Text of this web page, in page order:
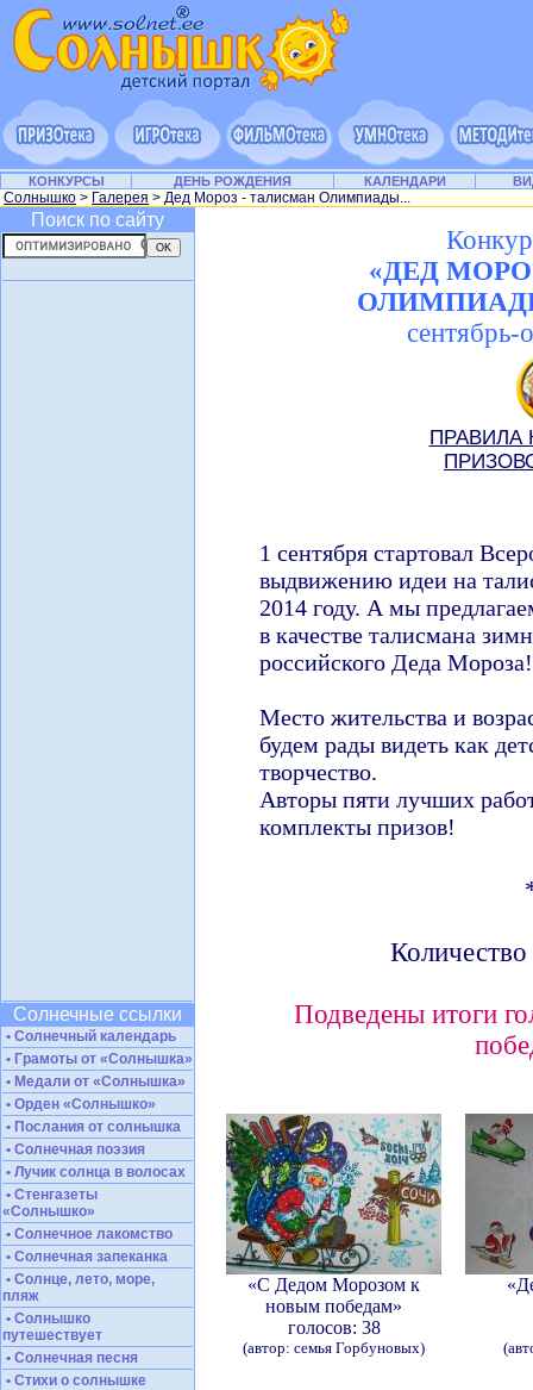
КОНКУРСЫ ДЕНЬ РОЖДЕНИЯ КАЛЕНДАРИ
Солнышко > Галерея > Дед Мороз - талисман Олимпиады...
Поиск по сайту
Солнечные ссылки
• Солнечный календарь
• Грамоты от «Солнышка»
• Медали от «Солнышка»
• Орден «Солнышко»
• Послания от солнышка
• Солнечная поэзия
• Лучик солнца в волосах
• Стенгазеты
«Солнышко»
• Солнечное лакомство
• Солнечная запеканка
• Солнце, лето, море,
пляж
• Солнышко
путешествует
• Солнечная песня
• Стихи о солнышке
«ДЕД
сентябрь-
ПРАВИЛА
1 сентября стартовал
выдвижению идеи на
2014 году. А мы
в качестве талисмана
российского Деда Мороза!
Место жительства и
будем рады видеть как
творчество.
Авторы пяти лучших
комплекты призов!
Подведены итоги
«С Дедом Морозом к
новым победам»
голосов: 38
(автор: семья Горбуновых)